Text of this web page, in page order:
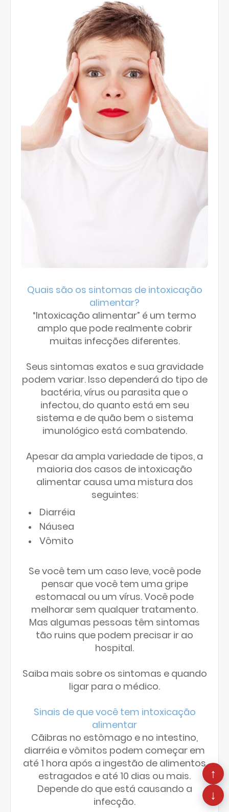
↑
↓
Quais são os sintomas de intoxicação
alimentar?
“Intoxicação alimentar” é um termo
amplo que pode realmente cobrir
muitas infecções diferentes.
Seus sintomas exatos e sua gravidade
podem variar. Isso dependerá do tipo de
bactéria, vírus ou parasita que o
infectou, do quanto está em seu
sistema e de quão bem o sistema
imunológico está combatendo.
Apesar da ampla variedade de tipos, a
maioria dos casos de intoxicação
alimentar causa uma mistura dos
seguintes:
Diarréia
Náusea
Vômito
Se você tem um caso leve, você pode
pensar que você tem uma gripe
estomacal ou um vírus. Você pode
melhorar sem qualquer tratamento.
Mas algumas pessoas têm sintomas
tão ruins que podem precisar ir ao
hospital.
Saiba mais sobre os sintomas e quando
ligar para o médico.
Sinais de que você tem intoxicação
alimentar
Cãibras no estômago e no intestino,
diarréia e vômitos podem começar em
até 1 hora após a ingestão de alimentos
estragados e até 10 dias ou mais.
Depende do que está causando a
infecção.